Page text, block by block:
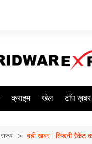
क्राइम खेल टॉप ख़बर
राज्य बड़ी खबर : किडनी रैकेट